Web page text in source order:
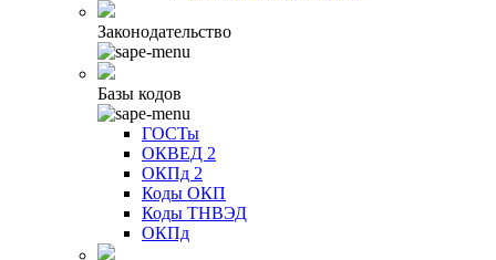
Законодательство
Базы кодов
ГОСТы
ОКВЕД 2
ОКПд 2
Коды ОКП
Коды ТНВЭД
ОКПд